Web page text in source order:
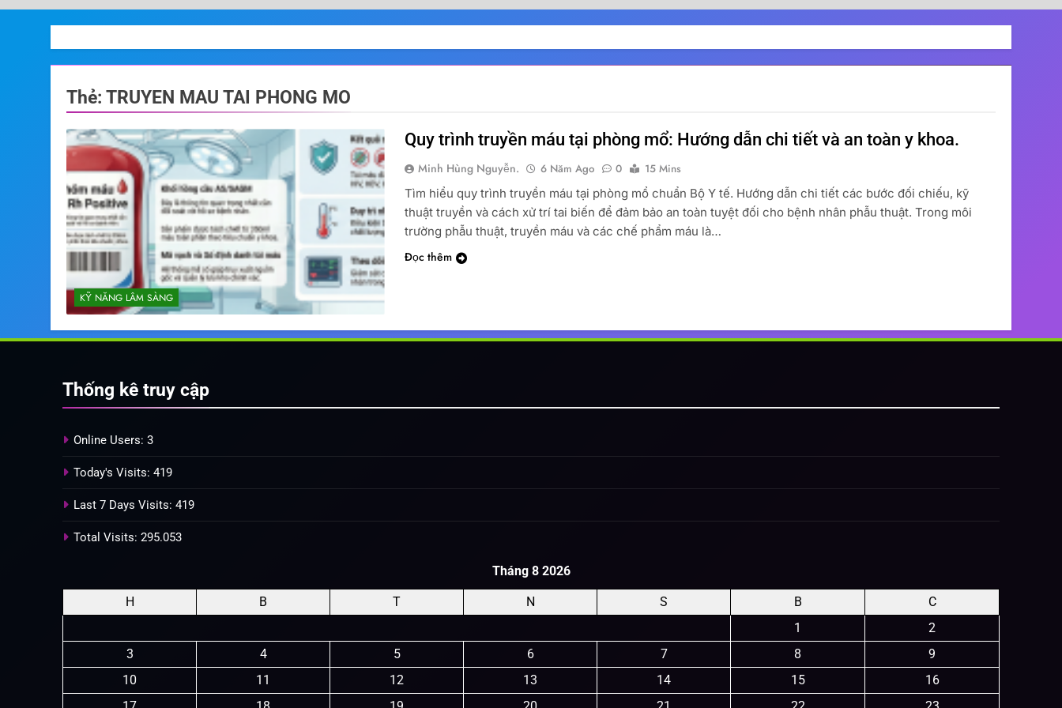
Thẻ: TRUYEN MAU TAI PHONG MO
KỸ NĂNG LÂM SÀNG
Quy trình truyền máu tại phòng mổ: Hướng dẫn chi tiết và an toàn y khoa.
Minh Hùng Nguyễn. 6 Năm Ago 0
15 Mins
Tìm hiểu quy trình truyền máu tại phòng mổ chuẩn Bộ Y tế. Hướng dẫn chi tiết các bước đối chiếu, kỹ
thuật truyền và cách xử trí tai biến để đảm bảo an toàn tuyệt đối cho bệnh nhân phẫu thuật. Trong môi
trường phẫu thuật, truyền máu và các chế phẩm máu là…
Đọc thêm
Thống kê truy cập
Online Users: 3
Today's Visits: 419
Last 7 Days Visits: 419
Total Visits: 295.053
Tháng 8 2026
H B T N S B
C
1
2
3
4 5 6 7 8
9
10
11 12 13 14 15
16